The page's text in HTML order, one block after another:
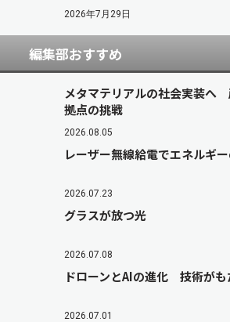
2026年7月29日
編集部おすすめ
メタマテリアルの社会実装へ
拠点の挑戦
2026.08.05
レーザー無線給電でエネルギ
2026.07.23
グラスが放つ光
2026.07.08
ドローンとAIの進化 技術がも
2026.07.01